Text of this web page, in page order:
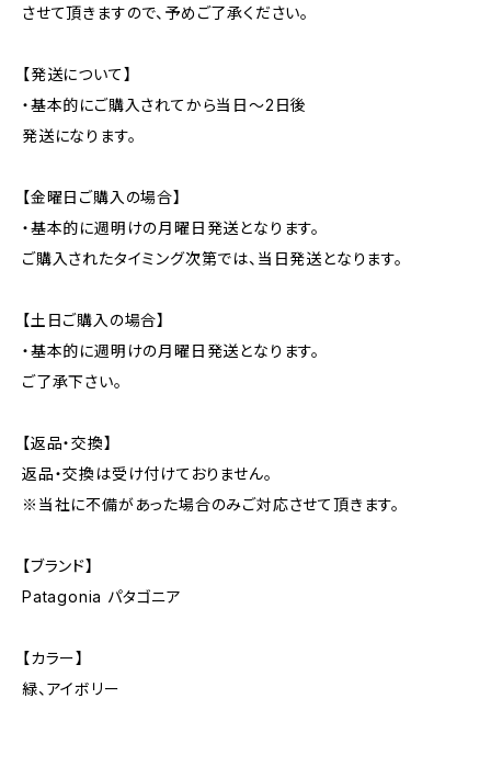
させて頂きますので、予めご了承ください。
【発送について】
・基本的にご購入されてから当日〜2日後
発送になります。
【金曜日ご購入の場合】
・基本的に週明けの月曜日発送となります。
ご購入されたタイミング次第では、当日発送となります。
【土日ご購入の場合】
・基本的に週明けの月曜日発送となります。
ご了承下さい。
【返品・交換】
返品・交換は受け付けておりません。
※当社に不備があった場合のみご対応させて頂きます。
【ブランド】
Patagonia パタゴニア
【カラー】
緑、アイボリー